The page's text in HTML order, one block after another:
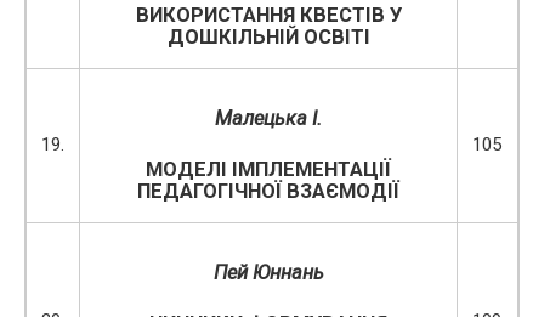
ВИКОРИСТАННЯ КВЕСТІВ У
ДОШКІЛЬНІЙ ОСВІТІ
19.
Малецька І.
МОДЕЛІ ІМПЛЕМЕНТАЦІЇ
ПЕДАГОГІЧНОЇ ВЗАЄМОДІЇ
105
Пей Юннань